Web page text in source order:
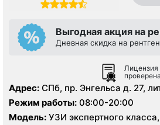
Выгодная акция на
Дневная скидка на
Лицензия
проверена
Адрес: СПб, пр. Энгельса д. 27,
Режим работы: 08:00-20:00
Модель: УЗИ экспертного